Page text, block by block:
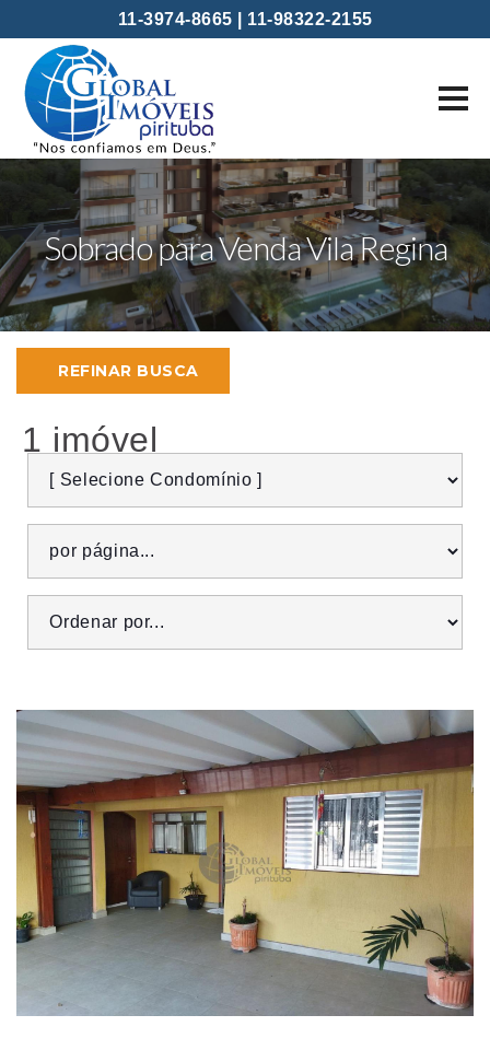
11-3974-8665 | 11-98322-2155
Sobrado para Venda Vila Regina
REFINAR BUSCA
1 imóvel